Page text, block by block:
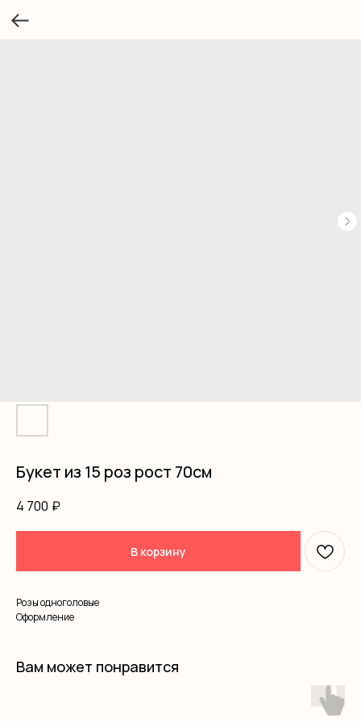
Букет из 15 роз рост 70см
4 700 ₽
В корзину
Розы одноголовые
Оформление
Вам может понравится